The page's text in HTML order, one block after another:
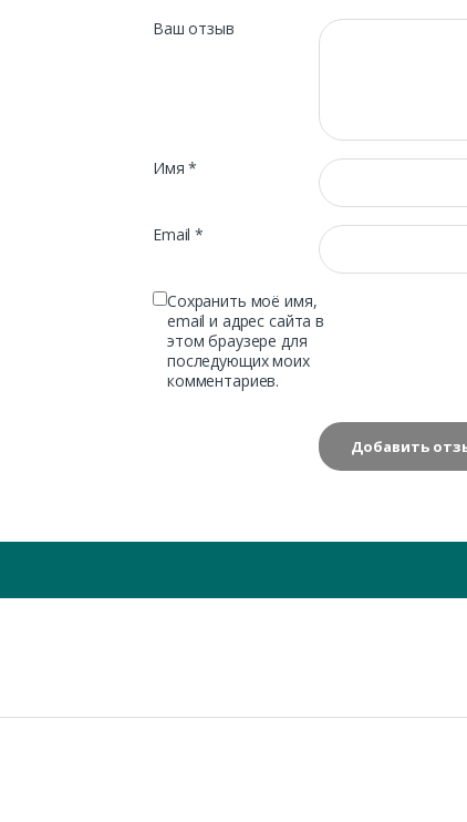
Ваш отзыв
Имя*
Email*
Сохранить моё имя,
email и адрес сайта в
этом браузере для
последующих моих
комментариев.